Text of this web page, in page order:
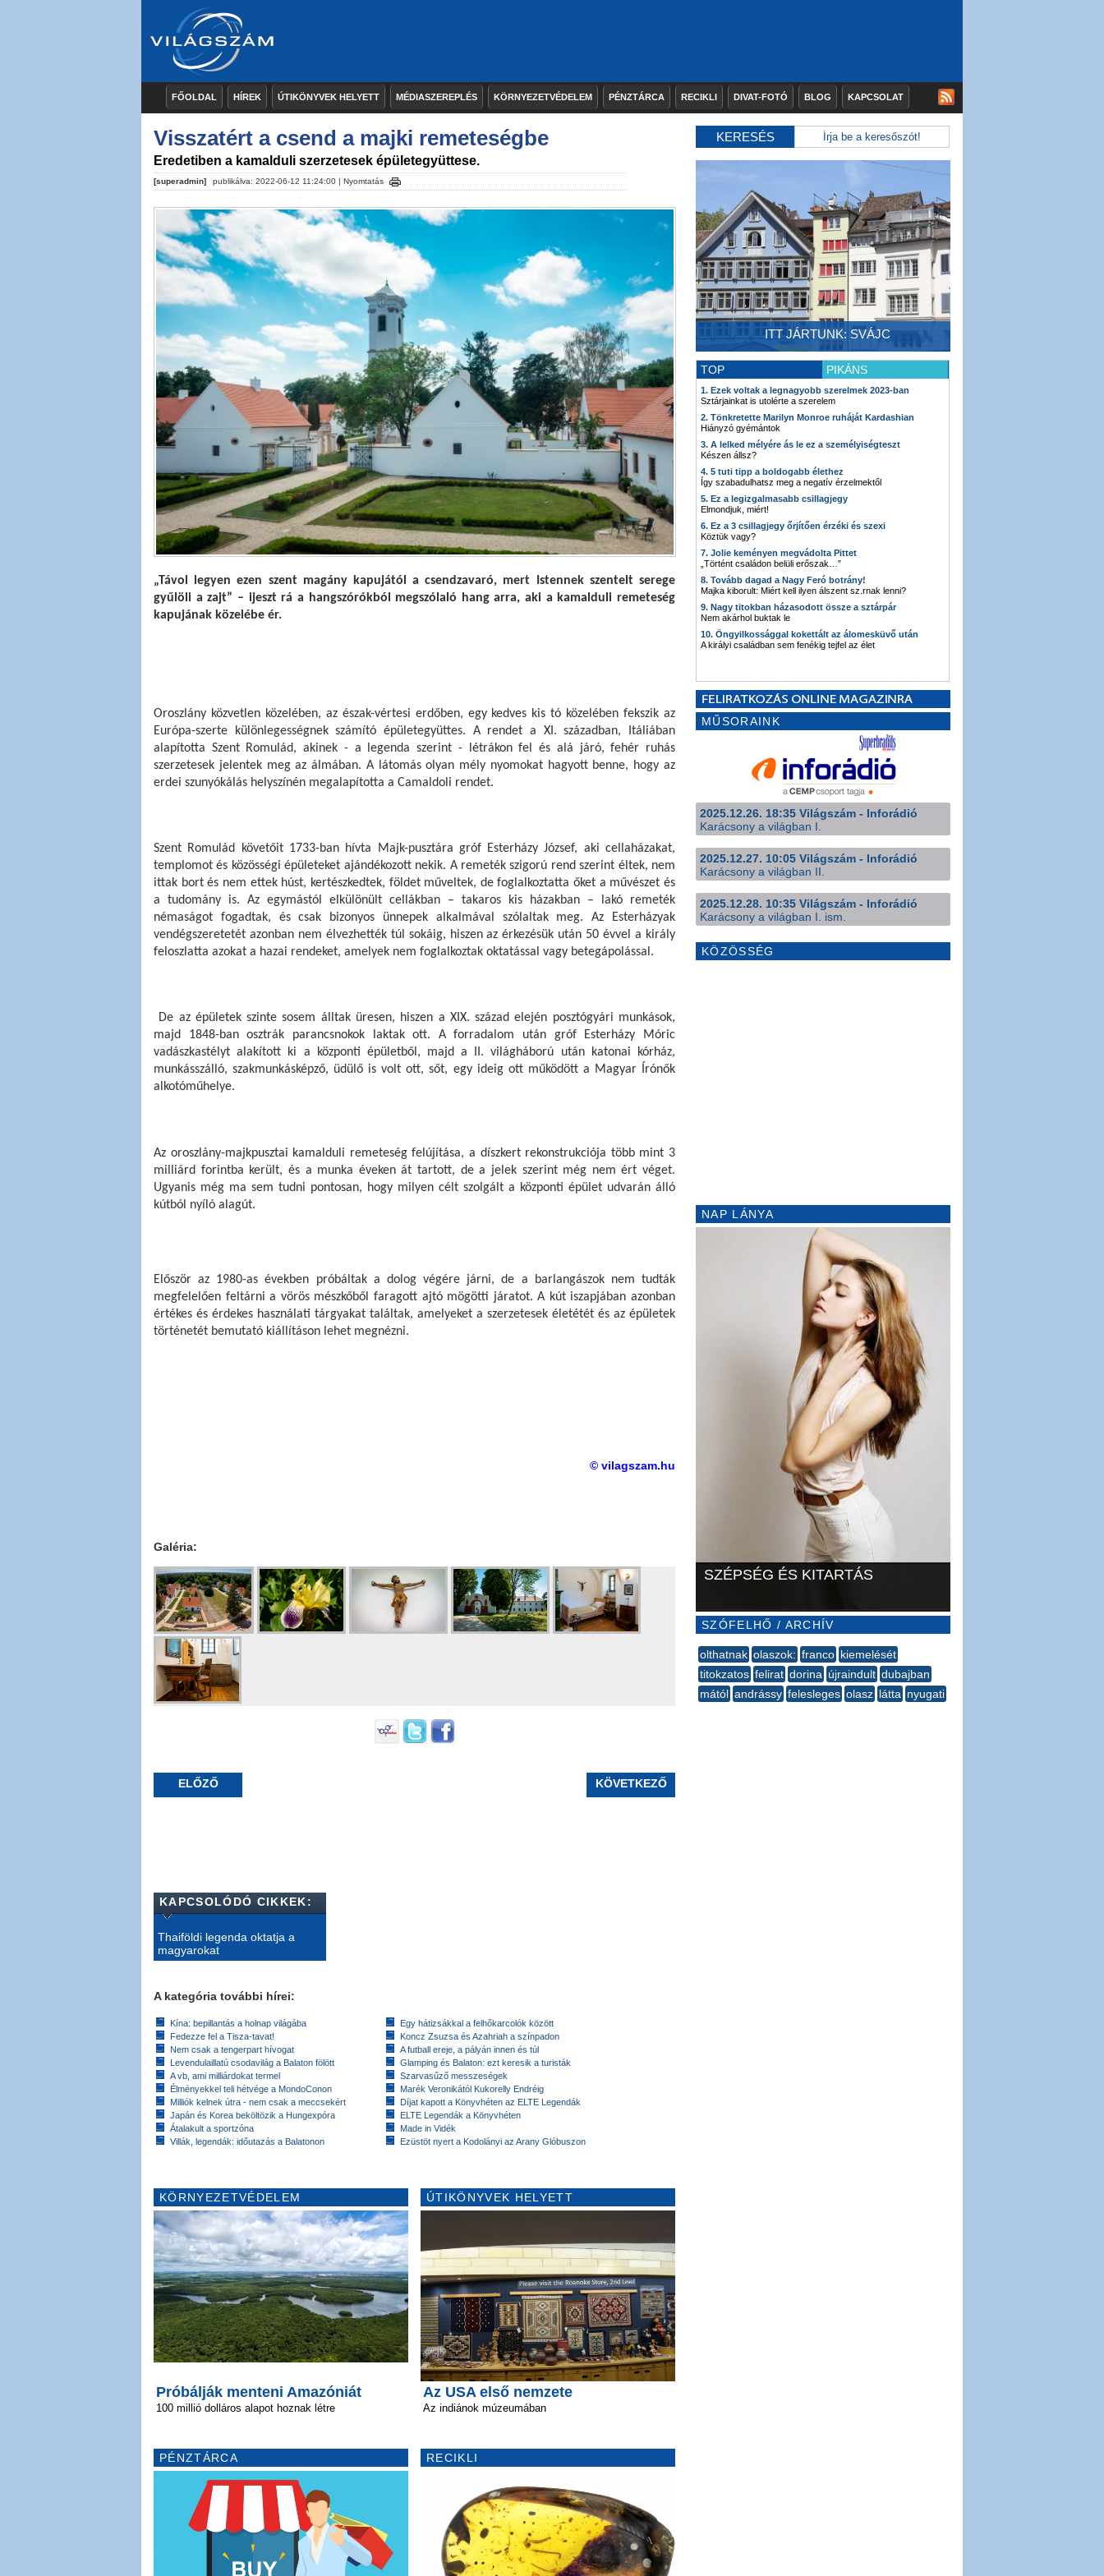
FŐOLDAL HÍREK ÚTIKÖNYVEK HELYETT MÉDIASZEREPLÉS KÖRNYEZETVÉDELEM PÉNZTÁRCA RECIKLI DIVAT-FOTÓ BLOG KAPCSOLAT
Visszatért a csend a majki remeteségbe
Eredetiben a kamalduli szerzetesek épületegyüttese.
[superadmin] publikálva: 2022-06-12 11:24:00 | Nyomtatás
„Távol legyen ezen szent magány kapujától a csendzavaró, mert Istennek szentelt serege
gyűlöli a zajt” – ijeszt rá a hangszórókból megszólaló hang arra, aki a kamalduli remeteség
kapujának közelébe ér.
Oroszlány közvetlen közelében, az észak-vértesi erdőben, egy kedves kis tó közelében fekszik az
Európa-szerte különlegességnek számító épületegyüttes. A rendet a XI. században, Itáliában
alapította Szent Romulád, akinek - a legenda szerint - létrákon fel és alá járó, fehér ruhás
szerzetesek jelentek meg az álmában. A látomás olyan mély nyomokat hagyott benne, hogy az
erdei szunyókálás helyszínén megalapította a Camaldoli rendet.
Szent Romulád követőit 1733-ban hívta Majk-pusztára gróf Esterházy József, aki cellaházakat,
templomot és közösségi épületeket ajándékozott nekik. A remeték szigorú rend szerint éltek, nem
ittak bort és nem ettek húst, kertészkedtek, földet műveltek, de foglalkoztatta őket a művészet és
a tudomány is. Az egymástól elkülönült cellákban – takaros kis házakban – lakó remeték
némaságot fogadtak, és csak bizonyos ünnepek alkalmával szólaltak meg. Az Esterházyak
vendégszeretetét azonban nem élvezhették túl sokáig, hiszen az érkezésük után 50 évvel a király
feloszlatta azokat a hazai rendeket, amelyek nem foglalkoztak oktatással vagy betegápolással.
majd 1848-ban osztrák parancsnokok laktak ott. A forradalom után gróf Esterházy Móric
vadászkastélyt alakított ki a központi épületből, majd a II. világháború után katonai kórház,
munkásszálló, szakmunkásképző, üdülő is volt ott, sőt, egy ideig ott működött a Magyar Írónők
alkotóműhelye.
Az oroszlány-majkpusztai kamalduli remeteség felújítása, a díszkert rekonstrukciója több mint 3
milliárd forintba került, és a munka éveken át tartott, de a jelek szerint még nem ért véget.
Ugyanis még ma sem tudni pontosan, hogy milyen célt szolgált a központi épület udvarán álló
kútból nyíló alagút.
Először az 1980-as években próbáltak a dolog végére járni, de a barlangászok nem tudták
megfelelően feltárni a vörös mészkőből faragott ajtó mögötti járatot. A kút iszapjában azonban
értékes és érdekes használati tárgyakat találtak, amelyeket a szerzetesek életétét és az épületek
történetét bemutató kiállításon lehet megnézni.
© vilagszam.hu
Galéria:
ELŐZŐ KÖVETKEZŐ
KAPCSOLÓDÓ CIKKEK:
Thaiföldi legenda oktatja a
magyarokat
A kategória további hírei:
Kína: bepillantás a holnap világába
Fedezze fel a Tisza-tavat!
Nem csak a tengerpart hívogat
Levendulaillatú csodavilág a Balaton fölött
A vb, ami milliárdokat termel
Élményekkel teli hétvége a MondoConon
Milliók kelnek útra - nem csak a meccsekért
Japán és Korea beköltözik a Hungexpóra
Átalakult a sportzóna
Villák, legendák: időutazás a Balatonon
Egy hátizsákkal a felhőkarcolók között
Koncz Zsuzsa és Azahriah a színpadon
A futball ereje, a pályán innen és túl
Glamping és Balaton: ezt keresik a turisták
Szarvasűző messzeségek
Marék Veronikától Kukorelly Endréig
Díjat kapott a Könyvhéten az ELTE Legendák
ELTE Legendák a Könyvhéten
Made in Vidék
Ezüstöt nyert a Kodolányi az Arany Glóbuszon
KÖRNYEZETVÉDELEM
Próbálják menteni Amazóniát
100 millió dolláros alapot hoznak létre
PÉNZTÁRCA
ÚTIKÖNYVEK HELYETT
Az USA első nemzete
Az indiánok múzeumában
RECIKLI
KERESÉS
ITT JÁRTUNK: SVÁJC
TOP PIKÁNS
1. Ezek voltak a legnagyobb szerelmek 2023-ban
Sztárjainkat is utolérte a szerelem
2. Tönkretette Marilyn Monroe ruháját Kardashian
Hiányzó gyémántok
3. A lelked mélyére ás le ez a személyiségteszt
Készen állsz?
4. 5 tuti tipp a boldogabb élethez
Így szabadulhatsz meg a negatív érzelmektől
5. Ez a legizgalmasabb csillagjegy
Elmondjuk, miért!
6. Ez a 3 csillagjegy őrjítően érzéki és szexi
Köztük vagy?
7. Jolie keményen megvádolta Pittet
„Történt családon belüli erőszak…”
8. Tovább dagad a Nagy Feró botrány!
Majka kiborult: Miért kell ilyen álszent sz.rnak lenni?
9. Nagy titokban házasodott össze a sztárpár
Nem akárhol buktak le
10. Öngyilkossággal kokettált az álomesküvő után
A királyi családban sem fenékig tejfel az élet
MŰSORAINK
2025.12.26. 18:35 Világszám - Inforádió
Karácsony a világban I.
2025.12.27. 10:05 Világszám - Inforádió
Karácsony a világban II.
2025.12.28. 10:35 Világszám - Inforádió
Karácsony a világban I. ism.
KÖZÖSSÉG
NAP LÁNYA
SZÉPSÉG ÉS KITARTÁS
SZÓFELHŐ / ARCHÍV
olthatnak olaszok: franco kiemelését
titokzatos felirat dorina újraindult dubajban
mától andrássy felesleges olasz látta nyugati